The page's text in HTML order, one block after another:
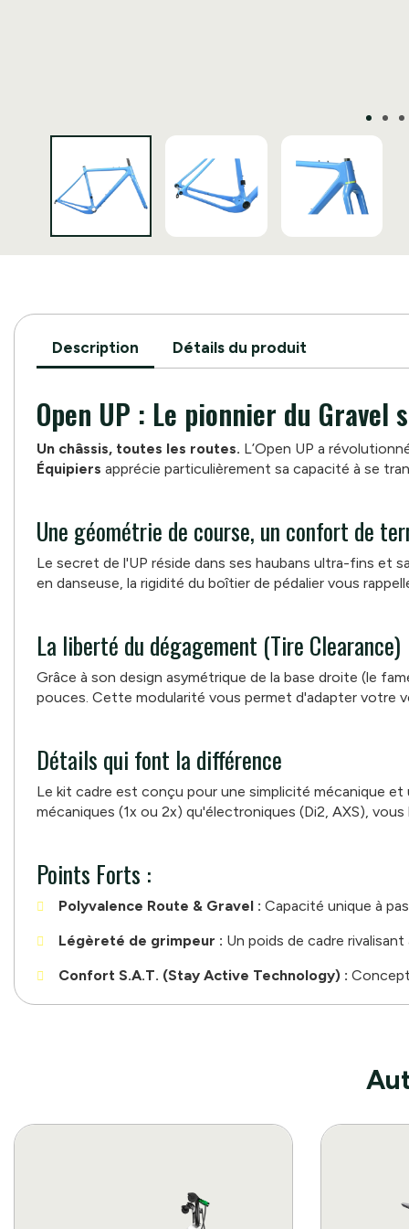
Description Détails du produit
Open UP : Le pionnier du Gravel
Un châssis, toutes les routes. L’Open UP a
Équipiers apprécie particulièrement sa capacité à se
Une géométrie de course, un confort de
Le secret de l'UP réside dans ses haubans ultra-fins et
en danseuse, la rigidité du boîtier de pédalier vous
La liberté du dégagement (Tire Clearance)
Grâce à son design asymétrique de la base droite (le
pouces. Cette modularité vous permet d'adapter votre
Détails qui font la différence
Le kit cadre est conçu pour une simplicité mécanique
mécaniques (1x ou 2x) qu'électroniques (Di2, AXS),
Points Forts :
Polyvalence Route & Gravel : Capacité unique à
Légèreté de grimpeur : Un poids de cadre
Confort S.A.T. (Stay Active Technology) :